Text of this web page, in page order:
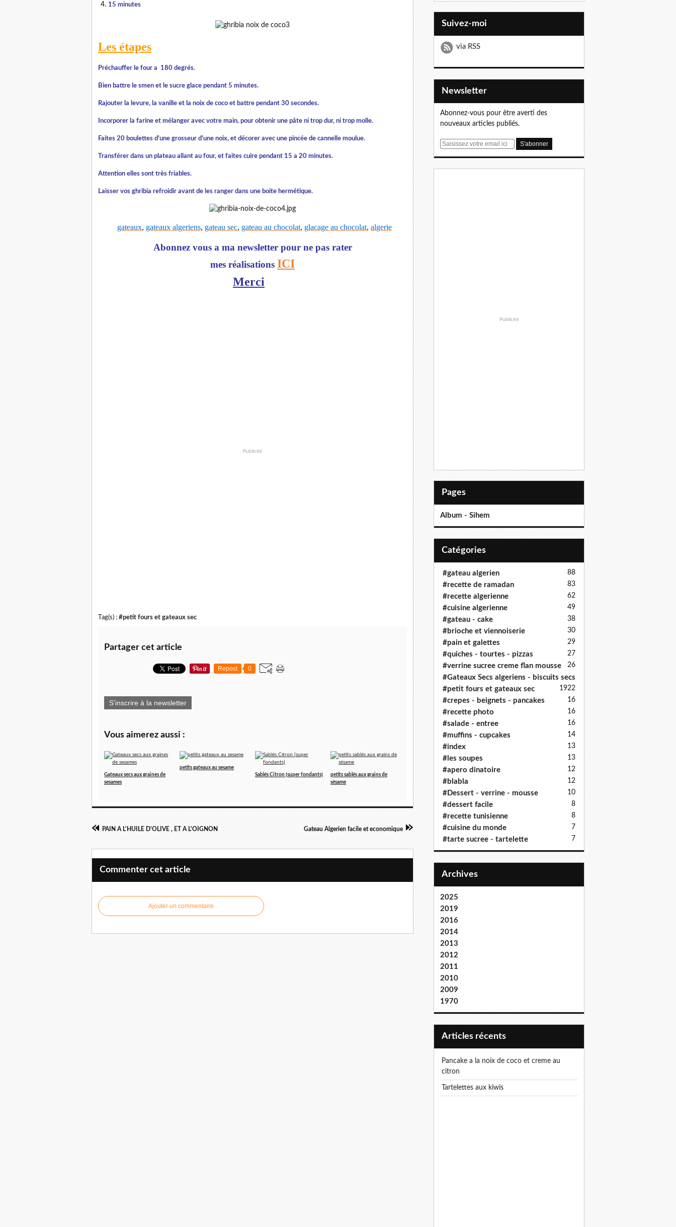
15 minutes
Les étapes
Préchauffer le four a 180 degrés.
Bien battre le smen et le sucre glace pendant 5 minutes.
Rajouter la levure, la vanille et la noix de coco et battre pendant 30 secondes.
Incorporer la farine et mélanger avec votre main, pour obtenir une pâte ni trop dur, ni trop molle.
Faites 20 boulettes d'une grosseur d'une noix, et décorer avec une pincée de cannelle moulue.
Transférer dans un plateau allant au four, et faites cuire pendant 15 a 20 minutes.
Attention elles sont très friables.
Laisser vos ghribia refroidir avant de les ranger dans une boite hermétique.
gateaux, gateaux algeriens, gateau sec, gateau au chocolat, glacage au chocolat, algerie
Abonnez vous a ma newsletter pour ne pas rater
mes réalisations ICI
Merci
Publicité
Tag(s) : #petit fours et gateaux sec
Partager cet article
Repost 0
S'inscrire à la newsletter
Vous aimerez aussi :
Gateaux secs aux graines de
sesames
petits gateaux au sesame
Sablés Citron (super fondants)
petits sablés aux grains de
sésame
PAIN A L'HUILE D'OLIVE , ET A L'OIGNON Gateau Algerien facile et economique
Commenter cet article
Ajouter un commentaire
Suivez-moi
via RSS
Newsletter
Abonnez-vous pour être averti des
nouveaux articles publiés.
E
Publicité
Pages
Album - Sihem
Catégories
#gateau algerien 88
#recette de ramadan 83
#recette algerienne 62
#cuisine algerienne 49
#gateau - cake 38
#brioche et viennoiserie 30
#pain et galettes 29
#quiches - tourtes - pizzas 27
#verrine sucree creme flan mousse 26
#Gateaux Secs algeriens - biscuits secs
22
#petit fours et gateaux sec 19
#crepes - beignets - pancakes 16
#recette photo 16
#salade - entree 16
#muffins - cupcakes 14
#index 13
#les soupes 13
#apero dinatoire 12
#blabla 12
#Dessert - verrine - mousse 10
#dessert facile 8
#recette tunisienne 8
#cuisine du monde 7
#tarte sucree - tartelette 7
Archives
2025
2019
2016
2014
2013
2012
2011
2010
2009
1970
articles récents
pancake a la noix de coco et creme au
citron
tartelettes aux kiwis